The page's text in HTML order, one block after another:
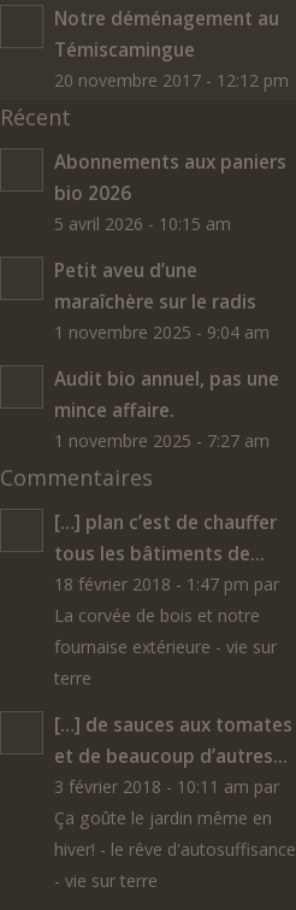
Notre déménagement au
Témiscamingue
20 novembre 2017 - 12:12 pm
Récent
Abonnements aux paniers
bio 2026
5 avril 2026 - 10:15 am
Petit aveu d’une
maraîchère sur le radis
1 novembre 2025 - 9:04 am
Audit bio annuel, pas une
mince affaire.
1 novembre 2025 - 7:27 am
Commentaires
[…] plan c’est de chauffer
tous les bâtiments de...
18 février 2018 - 1:47 pm par
La corvée de bois et notre
fournaise extérieure - vie sur
terre
[…] de sauces aux tomates
et de beaucoup d’autres...
3 février 2018 - 10:11 am par
Ça goûte le jardin même en
hiver! - le rêve d'autosuffisance
- vie sur terre